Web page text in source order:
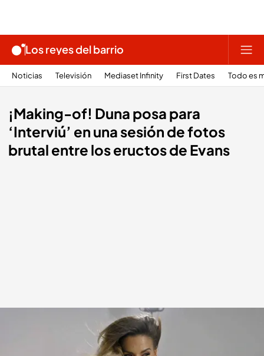
Los reyes del barrio
Noticias Televisión Mediaset Infinity First Dates Todo es
¡Making-of! Duna posa para
‘Interviú’ en una sesión de fotos
brutal entre los eructos de Evans